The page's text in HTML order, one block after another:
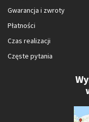
Gwarancja i zwroty
Płatności
Czas realizacji
Częste pytania